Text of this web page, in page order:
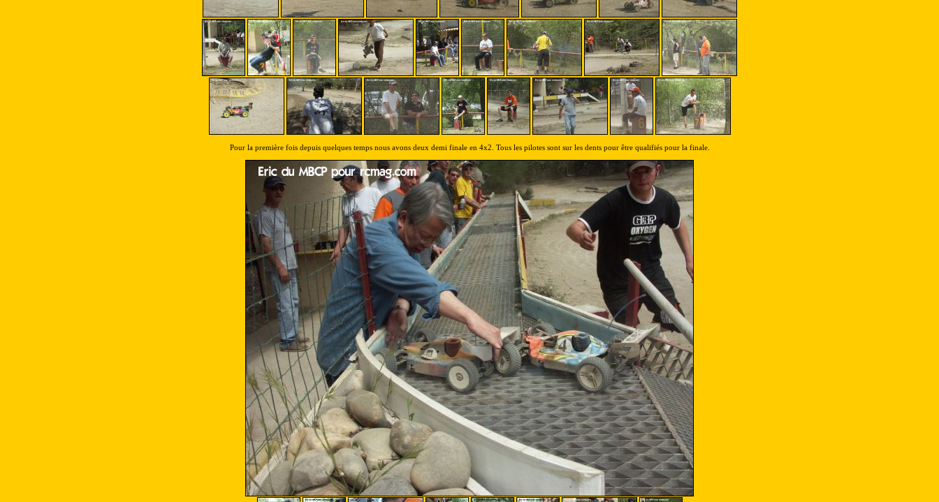
Pour la première fois depuis quelques temps nous avons deux demi finale en 4x2. Tous les pilotes sont sur les dents pour être qualifiés pour la finale.